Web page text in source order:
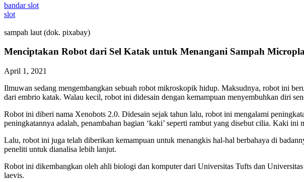
bandar slot
slot
sampah laut (dok. pixabay)
Menciptakan Robot dari Sel Katak untuk Menangani Sampah
April 1, 2021
Ilmuwan sedang mengembangkan sebuah robot mikroskopik hidup. Maksudnya, robot ini
dari embrio katak. Walau kecil, robot ini didesain dengan kemampuan menyembuhkan diri
Robot ini diberi nama Xenobots 2.0. Didesain sejak tahun lalu, robot ini mengalami
peningkatannya adalah, penambahan bagian ‘kaki’ seperti rambut yang disebut cilia. Kaki ini
Lalu, robot ini juga telah diberikan kemampuan untuk menangkis hal-hal berbahaya di
peneliti untuk dianalisa lebih lanjut.
Robot ini dikembangkan oleh ahli biologi dan komputer dari Universitas Tufts dan
laevis.